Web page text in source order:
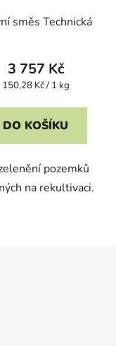
směs Technická
3 757 Kč
Měrná
150,28 Kč / 1 kg
DO KOŠÍKU
pozemků
na rekultivaci.